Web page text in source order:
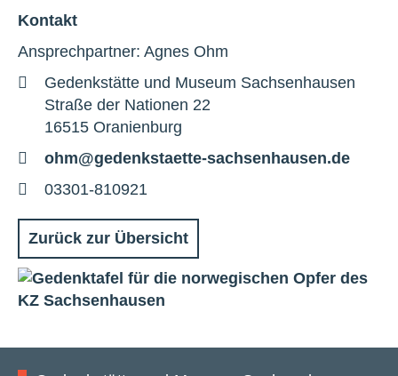
Kontakt
Ansprechpartner: Agnes Ohm
Adresse
Gedenkstätte und Museum Sachsenhausen
Straße der Nationen 22
16515 Oranienburg
E-
Mail
ohm@gedenkstaette-sachsenhausen.de
Telefon
03301-810921
Zurück zur Übersicht